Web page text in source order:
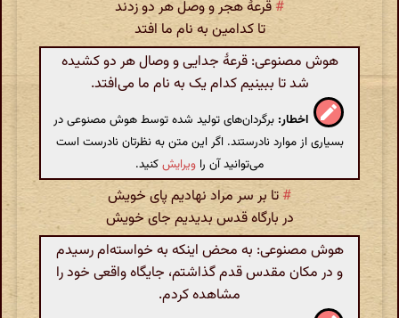
#قرعهٔ هجر و وصل هر دو زدند
تا کدامین به نام ما افتد
هوش مصنوعی: قرعهٔ جدایی و وصال هر دو کشیده
شد تا ببینیم کدام یک به نام ما می‌افتد.
اخطار: برگردان‌های تولید شده توسط هوش مصنوعی در
بسیاری از موارد نادرستند. اگر این متن به نظرتان نادرست است
می‌توانید آن را ویرایشکنید.
# تا بر سر مراد نهادیم پای خویش
در بارگاه قدس بدیدیم جای خویش
هوش مصنوعی: به محض اینکه به خواسته‌ام رسیدم
و در مکان مقدس قدم گذاشتم، جایگاه واقعی خود را
مشاهده کردم.